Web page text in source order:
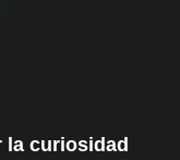
la curiosidad